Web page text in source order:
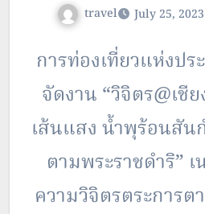
travel July 25, 2023
การท่องเที่ยวแห่งปร
จัดงาน “วิจิตร@เชี
เส้นแสง น้ำพุร้อนสัน
ตามพระราชดำริ”
ความวิจิตรตระการต